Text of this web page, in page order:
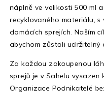
náplně ve velikosti 500 ml
recyklovaného materiálu, s
domácích sprejích. Naším
abychom zůstali udržitelný
Za každou zakoupenou
sprejů je v Sahelu vysazen
Organizace Podnikatelé